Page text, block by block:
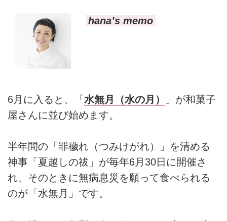
hana’s memo
6月に入ると、「 水無月（水の月）
」が和菓子
屋さんに並び始めます。
半年間の「罪穢れ（つみけがれ）」を清める
神事「夏越しの祓」が毎年6月30日に開催さ
れ、そのときに無病息災を願って食べられる
のが「水無月」です。